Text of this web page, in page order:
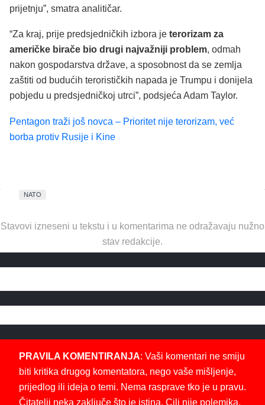
prijetnju”, smatra analitičar.
“Za kraj, prije predsjedničkih izbora je terorizam za
američke birače bio drugi najvažniji problem, odmah
nakon gospodarstva države, a sposobnost da se zemlja
zaštiti od budućih terorističkih napada je Trumpu i donijela
pobjedu u predsjedničkoj utrci”, podsjeća Adam Taylor.
Pentagon traži još novca – Prioritet nije terorizam, već
borba protiv Rusije i Kine
NATO
Stavovi izneseni u tekstu i u komentarima ne odražavaju nužno
stav redakcije.
PRAVILA KOMENTIRANJA: Vaši komentari ne smiju
biti kritika drugog komentatora, nego vaše mišljenje,
prijedlog ili ideja o temi. Nema rasprave tko je u pravu.
Čitatelji neka zaključe što je istina. Cilj nije polemika,